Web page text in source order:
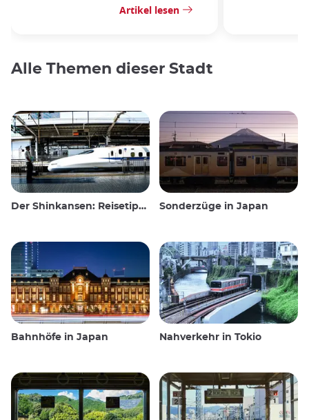
Artikel lesen
Alle Themen dieser Stadt
Der Shinkansen: Reisetipps für den japanischen Hochgeschwindigkeitszug Sonderzüge in Japan
Bahnhöfe in Japan Nahverkehr in Tokio